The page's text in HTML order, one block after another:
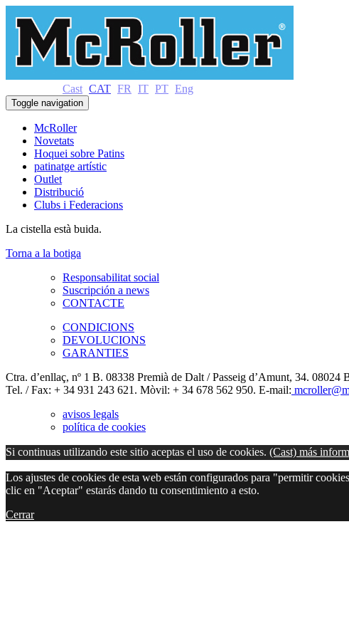
Cast CAT FR IT PT Eng
Toggle navigation
McRoller
Novetats
Hoquei sobre Patins
patinatge artístic
Outlet
Distribució
Clubs i Federacions
La cistella està buida.
Torna a la botiga
Responsabilitat social
Suscripción a news
CONTACTE
CONDICIONS
DEVOLUCIONS
GARANTIES
Ctra. d’enllaç, nº 1 B. 08338 Premià de Dalt / Passeig d’Amunt, 34. 08024
Tel. / Fax: + 34 931 243 621. Mòvil: + 34 678 562 950. E-mail:
avisos legals
política de cookies
Si continuas utilizando este sitio aceptas el uso de cookies. (Cast) más
Los ajustes de cookies de esta web están configurados para "permitir
clic en "Aceptar" estarás dando tu consentimiento a esto.
Cerrar